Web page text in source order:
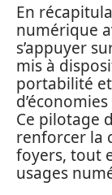
En
numérique
s’appuyer
mis à
portabilité
Ce pilotage
renforcer la
foyers, tout
usages